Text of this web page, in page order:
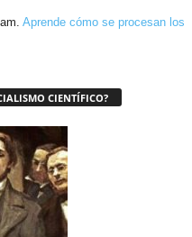
Aprende cómo se procesan los
CIENTÍFICO?